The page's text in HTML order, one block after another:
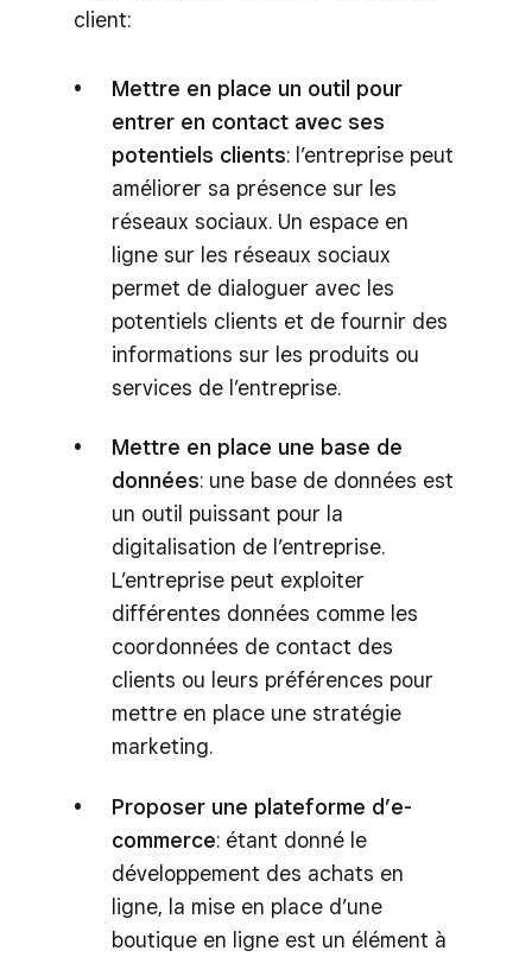
client:
Mettre en place un outil pour
entrer en contact avec ses
potentiels clients: l’entreprise peut
améliorer sa présence sur les
réseaux sociaux. Un espace en
ligne sur les réseaux sociaux
permet de dialoguer avec les
potentiels clients et de fournir des
informations sur les produits ou
services de l’entreprise.
Mettre en place une base de
données: une base de données est
un outil puissant pour la
digitalisation de l’entreprise.
L’entreprise peut exploiter
différentes données comme les
coordonnées de contact des
clients ou leurs préférences pour
mettre en place une stratégie
marketing.
Proposer une plateforme d’e-
commerce: étant donné le
développement des achats en
ligne, la mise en place d’une
boutique en ligne est un élément à